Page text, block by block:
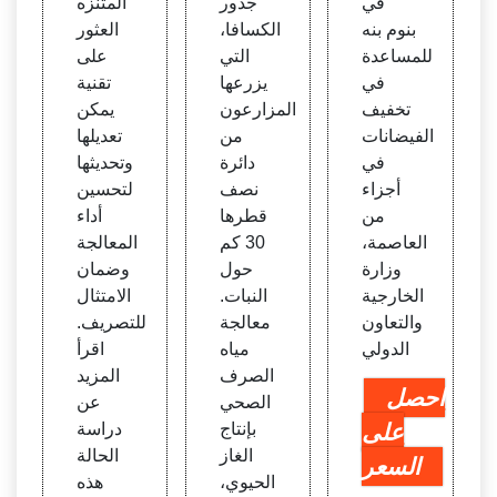
العثور
على
تقنية
يمكن
تعديلها
وتحديثها
لتحسين
أداء
المعالجة
وضمان
الامتثال
للتصريف.
اقرأ
المزيد
عن
دراسة
الحالة
هذه
الكسافا،
التي
يزرعها
المزارعون
من
دائرة
نصف
قطرها
30 كم
حول
النبات.
معالجة
مياه
الصرف
الصحي
بإنتاج
الغاز
الحيوي،
بنوم بنه
للمساعدة
في
تخفيف
الفيضانات
في
أجزاء
من
العاصمة،
وزارة
الخارجية
والتعاون
الدولي
احصل
على
السعر